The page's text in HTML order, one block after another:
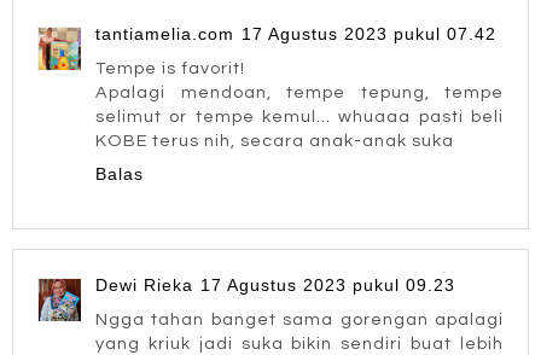
tantiamelia.com 17 Agustus 2023 pukul 07.42
Tempe is favorit!
Apalagi mendoan, tempe tepung, tempe
selimut or tempe kemul... whuaaa pasti beli
KOBE terus nih, secara anak-anak suka
Balas
Dewi Rieka 17 Agustus 2023 pukul 09.23
Ngga tahan banget sama gorengan apalagi
yang kriuk jadi suka bikin sendiri buat lebih